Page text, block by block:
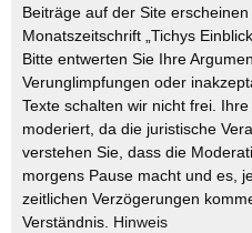
Beiträge auf der Site
Monatszeitschrift „Tichys
Bitte entwerten Sie Ihre
Verunglimpfungen oder
Texte schalten wir nicht frei.
moderiert, da die juristische
verstehen Sie, dass die
morgens Pause macht und es,
zeitlichen Verzögerungen
Verständnis. Hinweis